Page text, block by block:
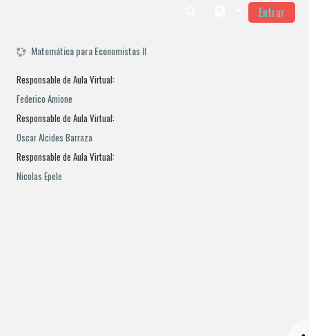
Entrar
Matemática para Economistas II
Responsable de Aula Virtual:
Federico Amione
Responsable de Aula Virtual:
Oscar Alcides Barraza
Responsable de Aula Virtual:
Nicolas Epele